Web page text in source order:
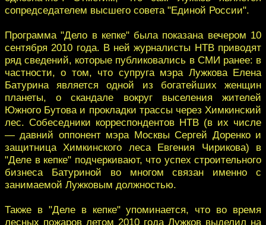
сопредседателем высшего совета "Единой России".
Программа "Дело в кепке" была показана вечером 10
сентября 2010 года. В ней журналисты НТВ приводят
ряд сведений, которые публиковались в СМИ ранее: в
частности, о том, что супруга мэра Лужкова Елена
Батурина является одной из богатейших женщин
планеты, о скандале вокруг выселения жителей
Южного Бутова и прокладки трассы через Химкинский
лес. Собеседники корреспондентов НТВ (в их числе
— давний оппонент мэра Москвы Сергей Доренко и
защитница Химкинского леса Евгения Чирикова) в
"Деле в кепке" подчеркивают, что успех строительного
бизнеса Батуриной во многом связан именно с
занимаемой Лужковым должностью.
Также в "Деле в кепке" упоминается, что во время
лесных пожаров летом 2010 года Лужков выделил на